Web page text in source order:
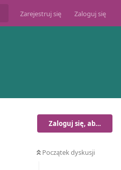
Zarejestruj się Zaloguj się
Zaloguj się, aby odpisać
Początek dyskusji